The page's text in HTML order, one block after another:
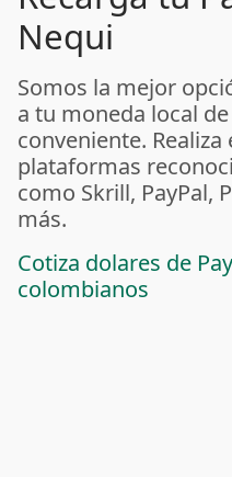
Nequi
Somos la mejor
a tu moneda local
conveniente.
plataformas
como Skrill, PayPal,
más.
Cotiza dolares de
colombianos